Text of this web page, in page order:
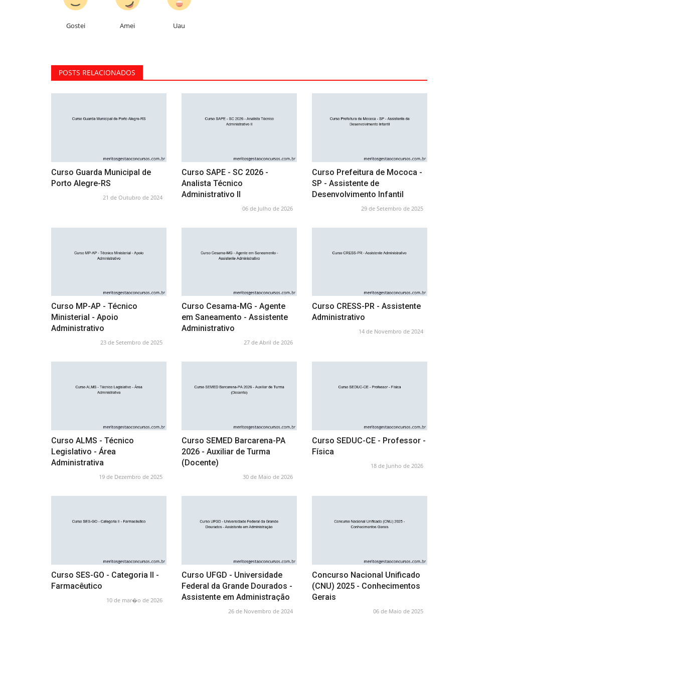
Gostei Amei Uau
POSTS RELACIONADOS
Curso Guarda Municipal de
Porto Alegre-RS
21 de Outubro de 2024
Curso SAPE - SC 2026 -
Analista Técnico
Administrativo II
06 de Julho de 2026
Curso Prefeitura de Mococa -
SP - Assistente de
Desenvolvimento Infantil
29 de Setembro de 2025
Curso MP-AP - Técnico
Ministerial - Apoio
Administrativo
23 de Setembro de 2025
Curso Cesama-MG - Agente
em Saneamento - Assistente
Administrativo
27 de Abril de 2026
Curso CRESS-PR - Assistente
Administrativo
14 de Novembro de 2024
Curso ALMS - Técnico
Legislativo - Área
Administrativa
19 de Dezembro de 2025
Curso SEMED Barcarena-PA
2026 - Auxiliar de Turma
(Docente)
30 de Maio de 2026
Curso SEDUC-CE - Professor -
Física
18 de Junho de 2026
Curso SES-GO - Categoria II -
Farmacêutico
10 de mar�o de 2026
Curso UFGD - Universidade
Federal da Grande Dourados -
Assistente em Administração
26 de Novembro de 2024
Concurso Nacional Unificado
(CNU) 2025 - Conhecimentos
Gerais
06 de Maio de 2025